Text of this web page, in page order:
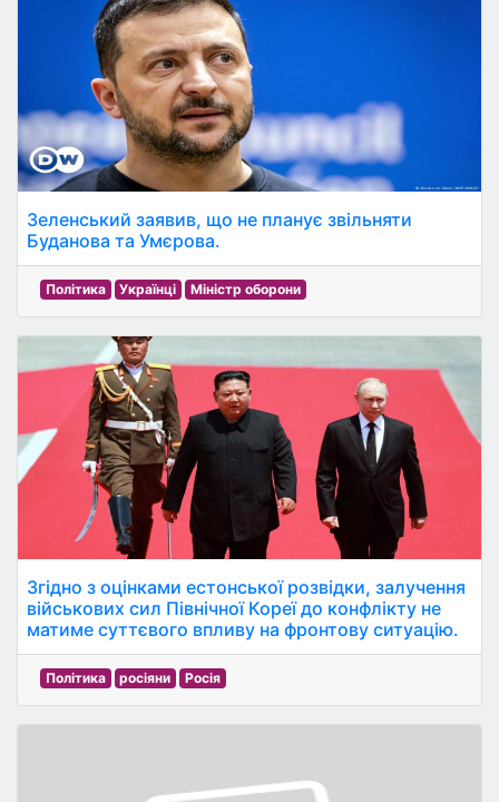
Зеленський заявив, що не планує звільняти
Буданова та Умєрова.
Політика Українці Міністр оборони
Згідно з оцінками естонської розвідки, залучення
військових сил Північної Кореї до конфлікту не
матиме суттєвого впливу на фронтову ситуацію.
Політика росіяни Росія